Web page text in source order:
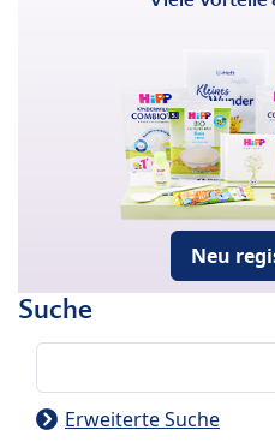
Neu
Suche
Erweiterte Suche